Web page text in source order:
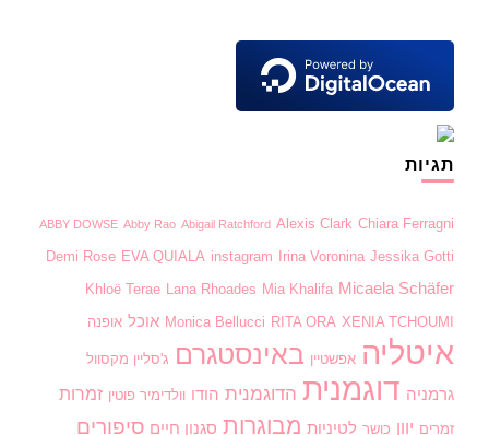
תגיות
ABBY DOWSE Abby Rao Abigail Ratchford Alexis Clark Chiara Ferragni
Demi Rose EVA QUIALA instagram Irina Voronina Jessika Gotti
Khloë Terae
Lana Rhoades Mia Khalifa Micaela Schäfer
Monica Bellucci RITA ORA XENIA TCHOUMI אוכל אופנה
איטליה אפשטיין באינסטגרם ג'סליין מקסוול
גרמניה דוגמנית הדוגמנית הודו וולדימיר פוטין זמרות
זמרים יוון כושר לטיניות מבוגרות סגנון חיים סיפורים